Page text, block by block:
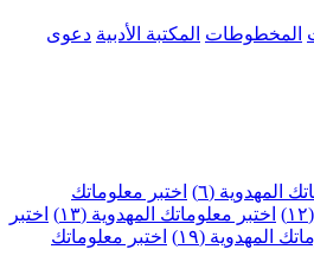
المخطوطات المكتبة الأدبية دعوى
المهدوية (٦)
اختبر معلوماتك
اختبر معلوماتك المهدوية (١٣)
اختبر
المهدوية (١٩)
اختبر معلوماتك